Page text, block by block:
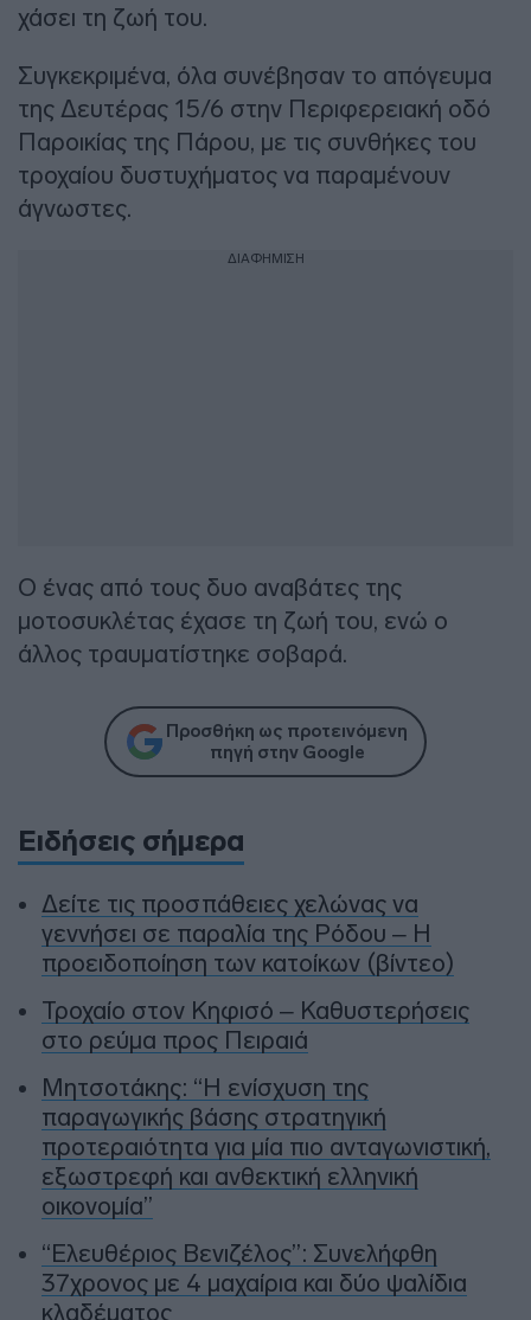
χάσει τη ζωή του.
Συγκεκριμένα, όλα συνέβησαν το απόγευμα
της Δευτέρας 15/6 στην Περιφερειακή οδό
Παροικίας της Πάρου, με τις συνθήκες του
τροχαίου δυστυχήματος να παραμένουν
άγνωστες.
ΔΙΑΦΗΜΙΣΗ
Ο ένας από τους δυο αναβάτες της
μοτοσυκλέτας έχασε τη ζωή του, ενώ ο
άλλος τραυματίστηκε σοβαρά.
Προσθήκη ως προτεινόμενη
πηγή στην Google
Ειδήσεις σήμερα
Δείτε τις προσπάθειες χελώνας να
γεννήσει σε παραλία της Ρόδου – Η
προειδοποίηση των κατοίκων (βίντεο)
Τροχαίο στον Κηφισό – Καθυστερήσεις
στο ρεύμα προς Πειραιά
Μητσοτάκης: “Η ενίσχυση της
παραγωγικής βάσης στρατηγική
προτεραιότητα για μία πιο ανταγωνιστική,
εξωστρεφή και ανθεκτική ελληνική
οικονομία”
“Ελευθέριος Βενιζέλος”: Συνελήφθη
37χρονος με 4 μαχαίρια και δύο ψαλίδια
κλαδέματος